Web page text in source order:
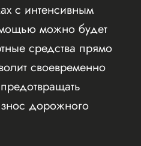
с интенсивным
можно будет
средства прямо
своевременно
дорожного